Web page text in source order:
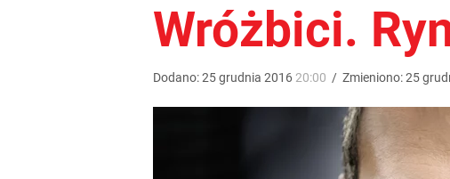
Wróżbici.
Dodano:25grudnia 2016 20:00 / Zmieniono:25